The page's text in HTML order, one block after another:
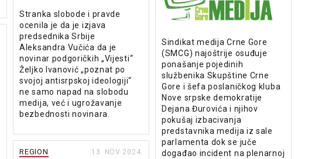
Stranka slobode i pravde
ocenila je da je izjava
predsednika Srbije
Aleksandra Vučića da je
novinar podgoričkih „Vijesti“
Željko Ivanović „poznat po
svojoj antisrpskoj ideologiji“
ne samo napad na slobodu
medija, već i ugrožavanje
bezbednosti novinara.
Sindikat medija Crne Gore
(SMCG) najoštrije osuđuje
ponašanje pojedinih
službenika Skupštine Crne
Gore i šefa poslaničkog kluba
Nove srpske demokratije
Dejana Đurovića i njihov
pokušaj izbacivanja
predstavnika medija iz sale
parlamenta dok se juče
događao incident na plenarnoj
REGION 13. NOV 2024.